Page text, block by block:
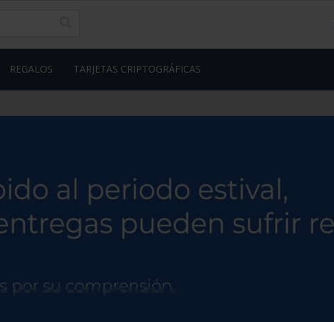
REGALOS TARJETAS CRIPTOGRÁFICAS